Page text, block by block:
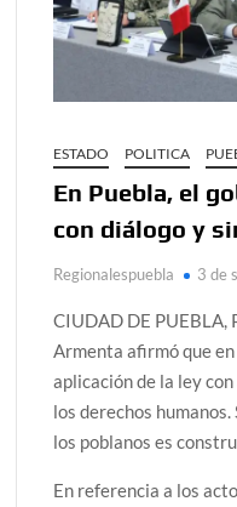
ESTADO POLITICA
En Puebla, el
con diálogo y
Regionalespuebla 3 de
CIUDAD DE PUEBLA,
Armenta afirmó que
aplicación de la ley
los derechos
los poblanos es
En referencia a los